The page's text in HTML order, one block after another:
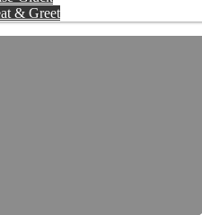
& Greet